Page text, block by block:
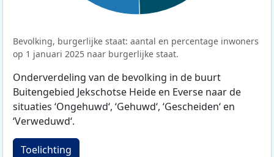
Bevolking, burgerlijke staat: aantal en percentage inwoners
op 1 januari 2025 naar burgerlijke staat.
Onderverdeling van de bevolking in de buurt
Buitengebied Jekschotse Heide en Everse naar de
situaties ‘Ongehuwd‘, ‘Gehuwd‘, ‘Gescheiden‘ en
‘Verweduwd‘.
Toelichting